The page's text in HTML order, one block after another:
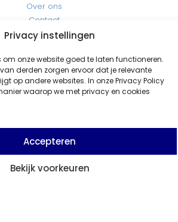
Privacy instellingen
om onze website goed te laten functioneren.
derden zorgen ervoor dat je relevante
op andere websites. In onze Privacy Policy
waarop we met privacy en cookies
Accepteren
Bekijk voorkeuren
specialist uit Delfzijl in verf, coatings en
en vakmanschap voor elk project, groot
of klein.
Over ons
Contact
Openingstijden
- Zondag: Gesloten
Contact
Stel uw vraag